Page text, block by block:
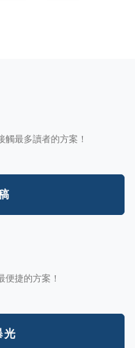
最多讀者的方案！
捷的方案！
光